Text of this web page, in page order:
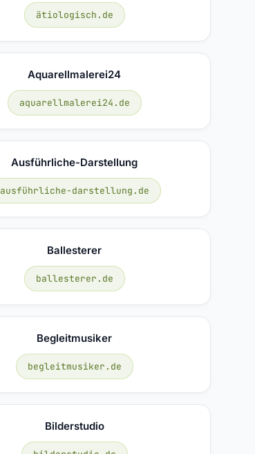
ätiologisch.de
Aquarellmalerei24
aquarellmalerei24.de
Ausführliche-Darstellung
ausführliche-darstellung.de
Ballesterer
ballesterer.de
Begleitmusiker
begleitmusiker.de
Bilderstudio